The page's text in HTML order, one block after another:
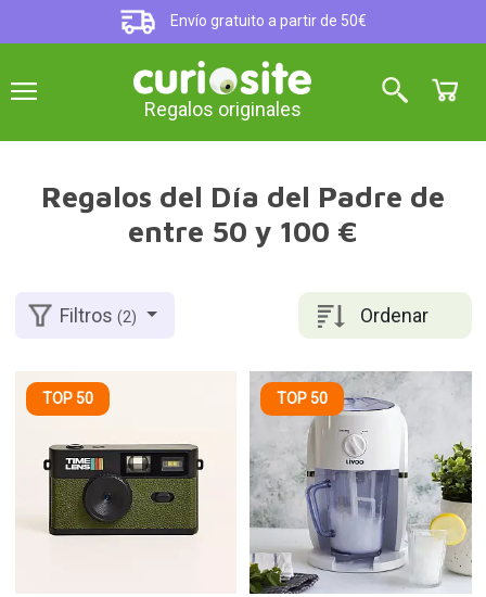
Envío gratuito a partir de 50€
Regalos originales
Regalos del Día del Padre de
entre 50 y 100 €
Ordenar
Filtros(2)
TOP 50 TOP 50